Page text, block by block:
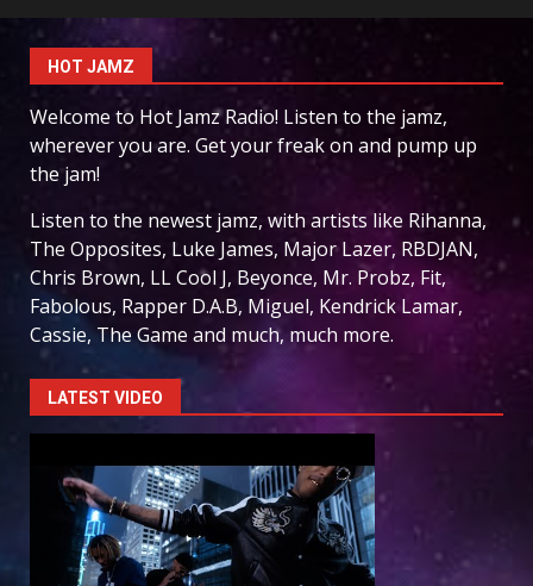
HOT JAMZ
Welcome to Hot Jamz Radio! Listen to the jamz,
wherever you are. Get your freak on and pump up
the jam!
Listen to the newest jamz, with artists like Rihanna,
The Opposites, Luke James, Major Lazer, RBDJAN,
Chris Brown, LL Cool J, Beyonce, Mr. Probz, Fit,
Fabolous, Rapper D.A.B, Miguel, Kendrick Lamar,
Cassie, The Game and much, much more.
LATEST VIDEO